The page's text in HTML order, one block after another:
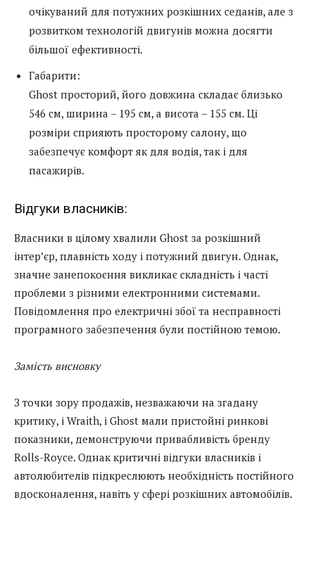
очікуваний для потужних розкішних седанів, але з
розвитком технологій двигунів можна досягти
більшої ефективності.
Габарити:
Ghost просторий, його довжина складає близько
546 см, ширина – 195 см, а висота – 155 см. Ці
розміри сприяють просторому салону, що
забезпечує комфорт як для водія, так і для
пасажирів.
Відгуки власників:
Власники в цілому хвалили Ghost за розкішний
інтер’єр, плавність ходу і потужний двигун. Однак,
значне занепокоєння викликає складність і часті
проблеми з різними електронними системами.
Повідомлення про електричні збої та несправності
програмного забезпечення були постійною темою.
Замість висновку
З точки зору продажів, незважаючи на згадану
критику, і Wraith, і Ghost мали пристойні ринкові
показники, демонструючи привабливість бренду
Rolls-Royce. Однак критичні відгуки власників і
автолюбителів підкреслюють необхідність постійного
вдосконалення, навіть у сфері розкішних автомобілів.